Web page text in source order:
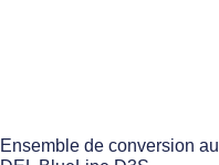
Ensemble de conversion au